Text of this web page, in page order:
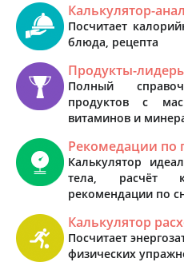
Калькулятор-
Посчитает
блюда, рецепта
Продукты-
Полный
продуктов с
витаминов и
Рекомедации по
Калькулятор
тела, расчёт
рекомендации по
Калькулятор
Посчитает
физических